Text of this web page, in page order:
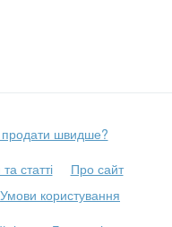
швидше?
статті
Про сайт
Умови користування